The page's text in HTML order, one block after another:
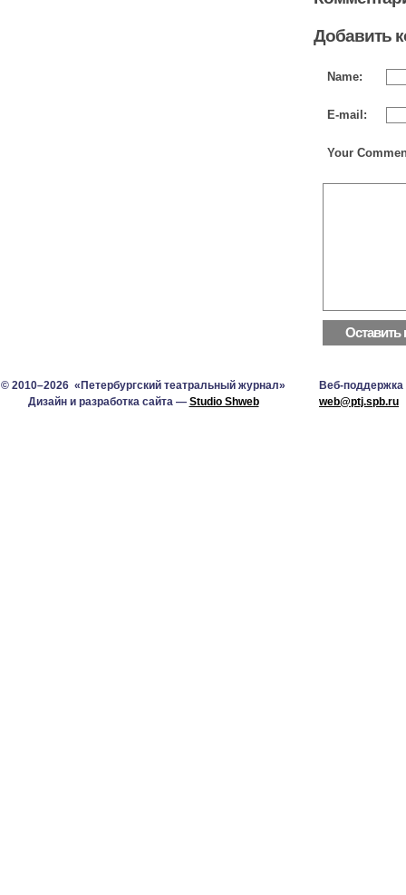
Добавить
Name:
E-mail:
Your
© 2010–2026 «Петербургский театральный журнал»
Дизайн и разработка сайта — Studio Shweb
Веб-поддержка
web@ptj.spb.ru